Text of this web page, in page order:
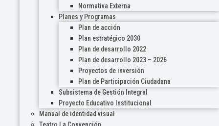
Normativa Externa
Planes y Programas
Plan de acción
Plan estratégico 2030
Plan de desarrollo 2022
Plan de desarrollo 2023 – 2026
Proyectos de inversión
Plan de Participación Ciudadana
Subsistema de Gestión Integral
Proyecto Educativo Institucional
Manual de identidad visual